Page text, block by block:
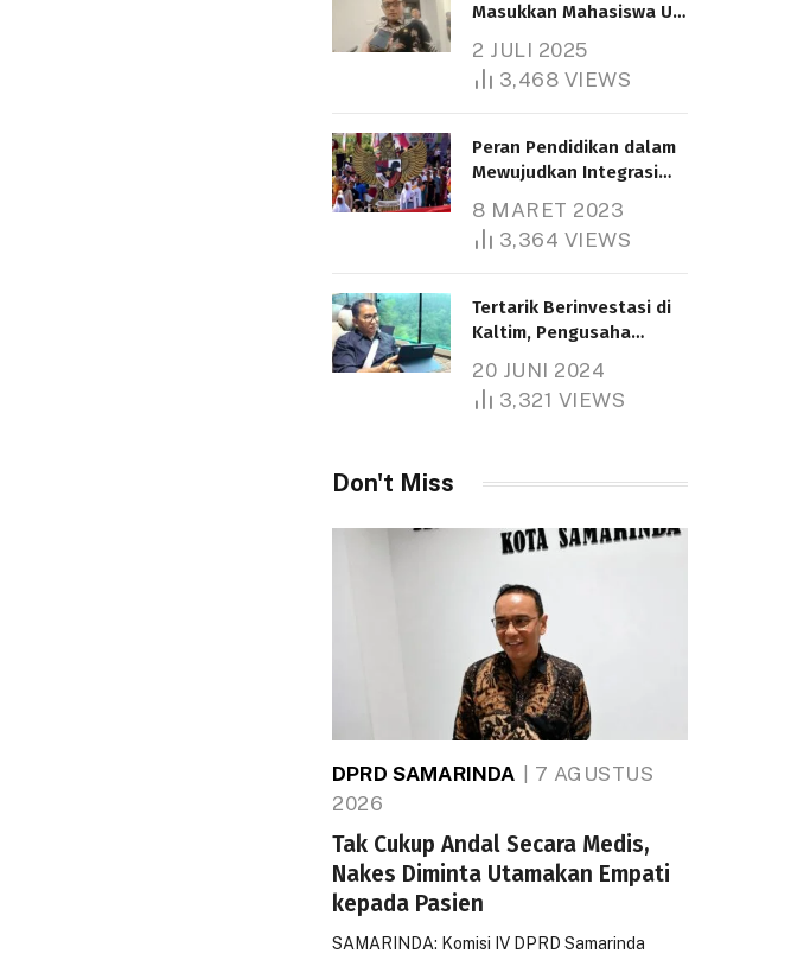
Masukkan Mahasiswa UT
Bantuan Pendidikan
Gratispol
2 JULI 2025
3,468 VIEWS
Peran Pendidikan dalam
Mewujudkan Integrasi
8 MARET 2023
3,364 VIEWS
Tertarik Berinvestasi di
Kaltim, Pengusaha
1.000 Hektare
20 JUNI 2024
3,321 VIEWS
Don't Miss
DPRD SAMARINDA
7 AGUSTUS
2026
Tak Cukup Andal Secara Medis,
Nakes Diminta Utamakan Empati
kepada Pasien
SAMARINDA: Komisi IV DPRD Samarinda